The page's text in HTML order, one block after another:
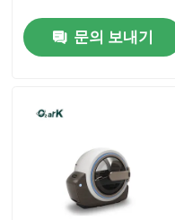
인용문을 요구하세요
고압통 스파
반대 나이든 고압통
문의 보내기